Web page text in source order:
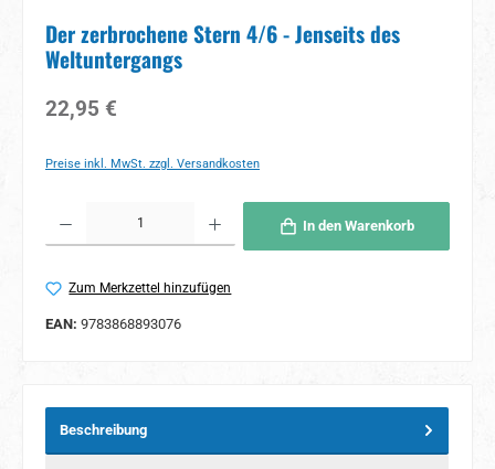
Der zerbrochene Stern 4/6 - Jenseits des
Weltuntergangs
Regulärer Preis:
22,95 €
Preise inkl. MwSt. zzgl. Versandkosten
In den Warenkorb
Zum Merkzettel hinzufügen
EAN: 9783868893076
Beschreibung